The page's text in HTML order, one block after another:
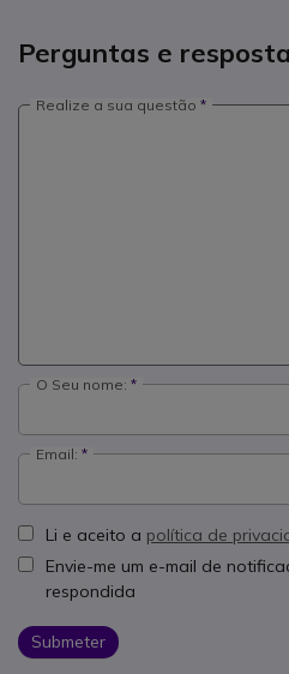
Perguntas e
Realize a sua questão
O Seu nome:
Email:
Li e aceito a política de
Envie-me um e-mail de
respondida
Submeter